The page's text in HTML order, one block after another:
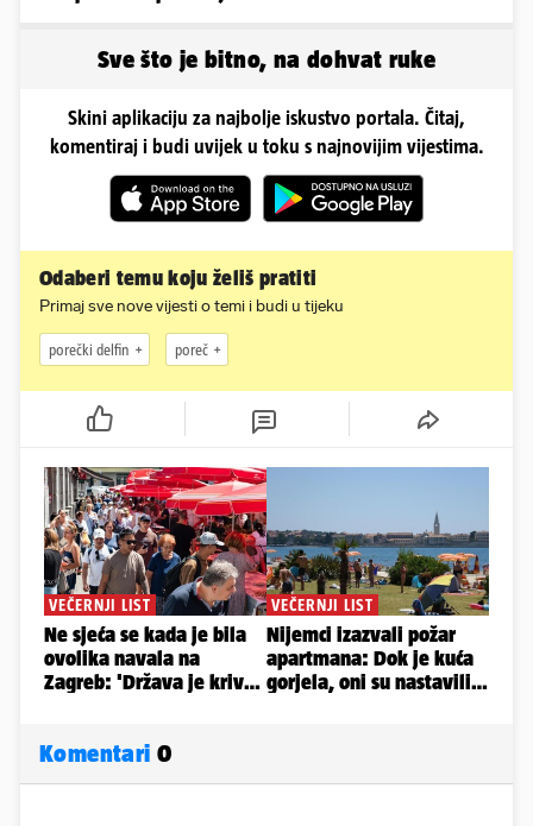
Sve što je bitno, na dohvat ruke
Skini aplikaciju za najbolje iskustvo portala. Čitaj,
komentiraj i budi uvijek u toku s najnovijim vijestima.
Odaberi temu koju želiš pratiti
Primaj sve nove vijesti o temi i budi u tijeku
porečki delfin poreč
Komentari 0